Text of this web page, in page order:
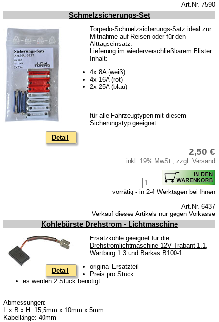
Wälzlager
Sonderposten
AGB
Datenschutz
Batterierücknahme
Downloads
Versandkosten
Webtipps
Art.Nr. 7590
Schmelzsicherungs-Set
Detail
Torpedo-Schmelzsicherungs-Satz ideal zur
Mitnahme auf Reisen oder für den
Alttagseinsatz.
Lieferung im wiederverschließbarem Blister.
Inhalt:
4x 8A (weiß)
4x 16A (rot)
2x 25A (blau)
für alle Fahrzeugtypen mit diesem
Sicherungstyp geeignet
2,50 €
inkl. 19% MwSt., zzgl. Versand
vorrätig - in 2-4 Werktagen bei Ihnen
Art.Nr. 6437
Verkauf dieses Artikels nur gegen Vorkasse
Kohlebürste Drehstrom - Lichtmaschine
Detail
Ersatzkohle geeignet für die
Drehstromlichtmaschine 12V Trabant 1.1,
Wartburg 1.3 und Barkas B100-1
original Ersatzteil
Preis pro Stück
es werden 2 Stück benötigt
Abmessungen:
L x B x H: 15,5mm x 10mm x 5mm
Kabellänge: 40mm